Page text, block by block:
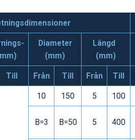
Diameter
(mm)
Längd
(mm)
Till Från Till Från Till
10 150 5 100
B=3 B=50 5 400